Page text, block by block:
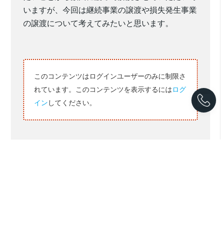
いますが、今回は継続事業の譲渡や損失発生事業
の譲渡について考えてみたいと思います。
このコンテンツはログインユーザーのみに制限さ
れています。このコンテンツを表示するにはログ
イン してください。